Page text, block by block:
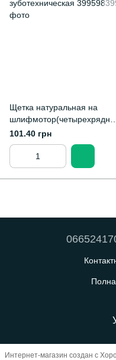
Щетка натуральная на
зуботехническая
101.40 грн
Интернет-магазин создан с